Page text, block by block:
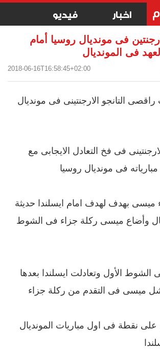
اخبار فيديو
فى مونديال روسيا أمام
فى المونديال
2018-06-16T16:58:45+02:00
التانجو الارجنتينى فى مونديال
فى فخ التعادل الايجابى مع
فى مونديال روسيا
ميسى بهدف لهدف امام ايسلندا حديثة
وأضاع ميسى ركلة جزاء فى الشوط
الشوط الأول وتعادلت ايسلندا بعدها
ميسى فى التقدم من ركلة جزاء
على نقطة فى اول مباريات المونديال